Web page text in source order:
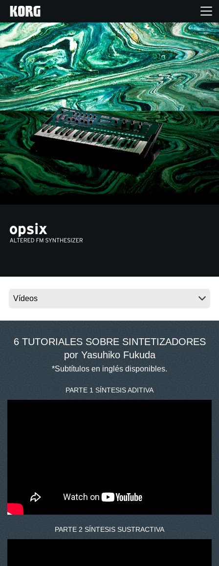
Inicio
Productos
Características
Eventos
Soporte
Localizador de Tiendas
Noticias
Ubicación
Acerca de KORG
6 TUTORIALES SOBRE SINTETIZADORES
por Yasuhiko Fukuda
*Subtítulos en inglés disponibles.
PARTE 1 SÍNTESIS ADITIVA
PARTE 2 SÍNTESIS SUSTRACTIVA